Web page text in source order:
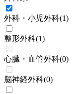
外科・小児外科(1)
整形外科(1)
心臓・血管外科(0)
脳神経外科(0)